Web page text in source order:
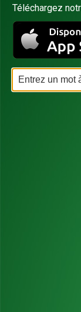
Téléchargez